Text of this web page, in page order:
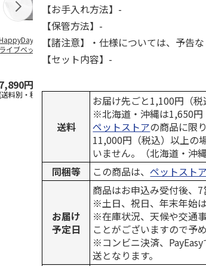
2wayド
ライブベッド グレ
7,890円
料別・税込)
獣医師開発 ニオイ
をとる砂専用 猫ト
イレ ナチュラルグ
(送料別・税込)
デオトイレ 飛び
らない消臭・抗
(送料別・税込)
【お手入れ方法】-
【保管方法】-
【諸注意】・仕様については、予告
【セット内容】-
送料
お届け先ごと1,100円（税
※北海道・沖縄は1,650円
ペットストアの商品に限
11,000円（税込）以上の
いません。（北海道・沖縄
同梱等
この商品は、ペットストア
お届け
予定日
商品はお申込み受付後、7
※土日、祝日、年末年始
※在庫状況、天候や交通
ことがございますので予
※コンビニ決済、
送となります。